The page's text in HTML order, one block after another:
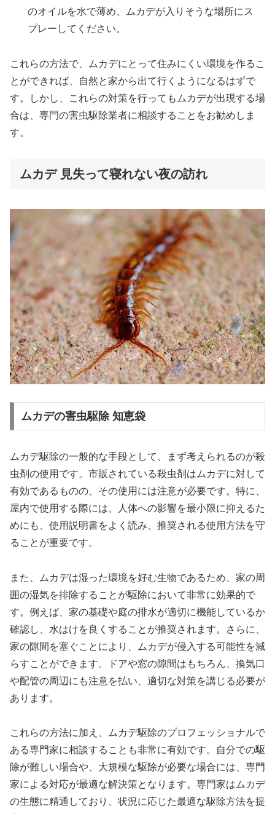
のオイルを水で薄め、ムカデが入りそうな場所にス
プレーしてください。
これらの方法で、ムカデにとって住みにくい環境を作るこ
とができれば、自然と家から出て行くようになるはずで
す。しかし、これらの対策を行ってもムカデが出現する場
合は、専門の害虫駆除業者に相談することをお勧めしま
す。
ムカデ 見失って寝れない夜の訪れ
ムカデの害虫駆除 知恵袋
ムカデ駆除の一般的な手段として、まず考えられるのが殺
虫剤の使用です。市販されている殺虫剤はムカデに対して
有効であるものの、その使用には注意が必要です。特に、
屋内で使用する際には、人体への影響を最小限に抑えるた
めにも、使用説明書をよく読み、推奨される使用方法を守
ることが重要です。
また、ムカデは湿った環境を好む生物であるため、家の周
囲の湿気を排除することが駆除において非常に効果的で
す。例えば、家の基礎や庭の排水が適切に機能しているか
確認し、水はけを良くすることが推奨されます。さらに、
家の隙間を塞ぐことにより、ムカデが侵入する可能性を減
らすことができます。ドアや窓の隙間はもちろん、換気口
や配管の周辺にも注意を払い、適切な対策を講じる必要が
あります。
これらの方法に加え、ムカデ駆除のプロフェッショナルで
ある専門家に相談することも非常に有効です。自分での駆
除が難しい場合や、大規模な駆除が必要な場合には、専門
家による対応が最適な解決策となります。専門家はムカデ
の生態に精通しており、状況に応じた最適な駆除方法を提